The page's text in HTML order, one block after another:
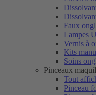
Faux
Lampes
Vernis à
Kits
Soins
Pinceaux
Tout
Pinceau